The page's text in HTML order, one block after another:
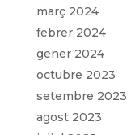
març 2024
febrer 2024
gener 2024
octubre 2023
setembre 2023
agost 2023